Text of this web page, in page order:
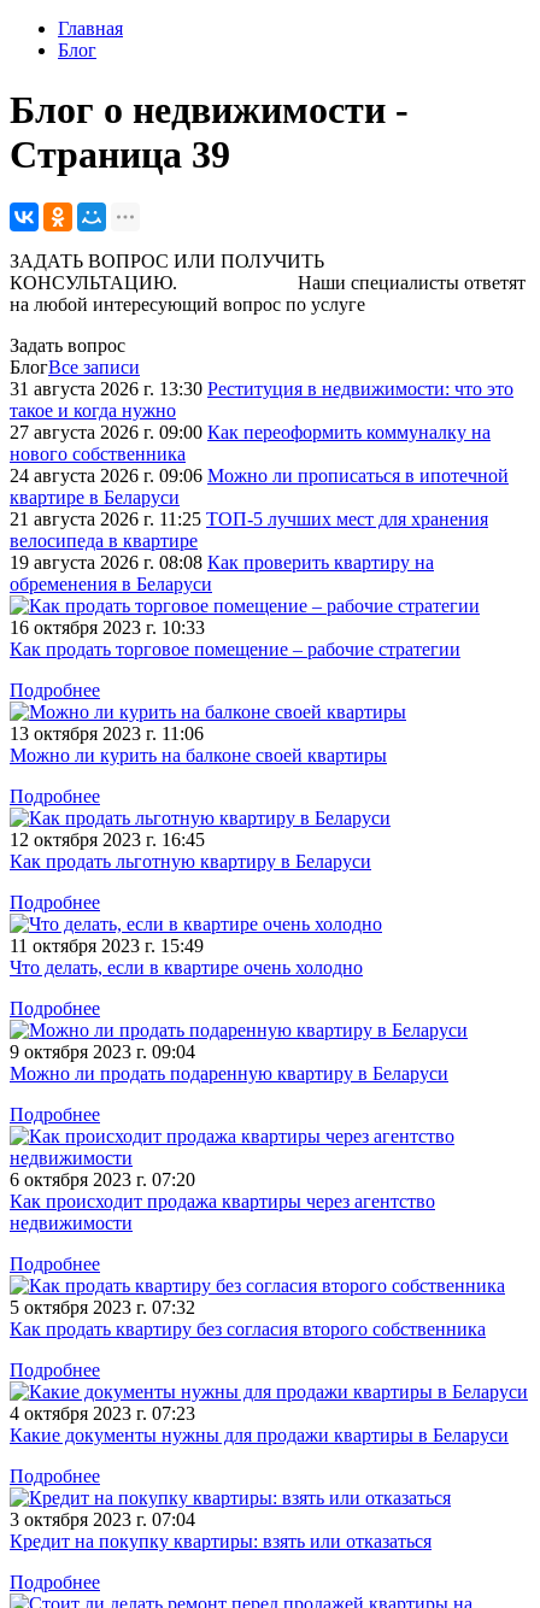
Главная
Блог
Блог о недвижимости -
Страница 39
ЗАДАТЬ ВОПРОС ИЛИ ПОЛУЧИТЬ
КОНСУЛЬТАЦИЮ. Наши специалисты ответят
на любой интересующий вопрос по услуге
Задать вопрос
БлогВсе записи
31 августа 2026 г. 13:30 Реституция в недвижимости: что это
такое и когда нужно
27 августа 2026 г. 09:00 Как переоформить коммуналку на
нового собственника
24 августа 2026 г. 09:06 Можно ли прописаться в ипотечной
квартире в Беларуси
21 августа 2026 г. 11:25 ТОП-5 лучших мест для хранения
велосипеда в квартире
19 августа 2026 г. 08:08 Как проверить квартиру на
обременения в Беларуси
16 октября 2023 г. 10:33
Как продать торговое помещение – рабочие стратегии
Подробнее
13 октября 2023 г. 11:06
Можно ли курить на балконе своей квартиры
Подробнее
12 октября 2023 г. 16:45
Как продать льготную квартиру в Беларуси
Подробнее
11 октября 2023 г. 15:49
Что делать, если в квартире очень холодно
Подробнее
9 октября 2023 г. 09:04
Можно ли продать подаренную квартиру в Беларуси
Подробнее
6 октября 2023 г. 07:20
Как происходит продажа квартиры через агентство
недвижимости
Подробнее
5 октября 2023 г. 07:32
Как продать квартиру без согласия второго собственника
Подробнее
4 октября 2023 г. 07:23
Какие документы нужны для продажи квартиры в Беларуси
Подробнее
3 октября 2023 г. 07:04
Кредит на покупку квартиры: взять или отказаться
Подробнее